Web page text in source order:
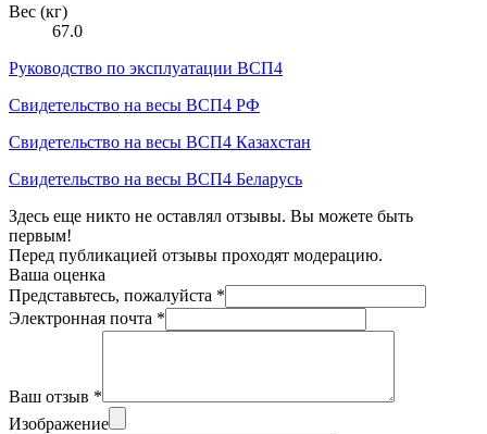
Вес (кг)
67.0
Руководство по эксплуатации ВСП4
Свидетельство на весы ВСП4 РФ
Свидетельство на весы ВСП4 Казахстан
Свидетельство на весы ВСП4 Беларусь
Здесь еще никто не оставлял отзывы. Вы можете быть
первым!
Перед публикацией отзывы проходят модерацию.
Ваша оценка
Представьтесь, пожалуйста *
Электронная почта *
Ваш отзыв *
Изображение